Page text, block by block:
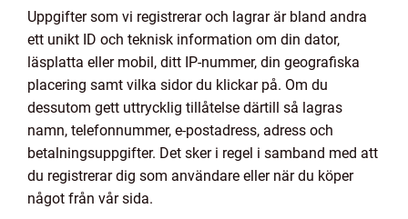
Uppgifter som vi registrerar och lagrar är bland andra
ett unikt ID och teknisk information om din dator,
läsplatta eller mobil, ditt IP-nummer, din geografiska
placering samt vilka sidor du klickar på. Om du
dessutom gett uttrycklig tillåtelse därtill så lagras
namn, telefonnummer, e-postadress, adress och
betalningsuppgifter. Det sker i regel i samband med att
du registrerar dig som användare eller när du köper
något från vår sida.